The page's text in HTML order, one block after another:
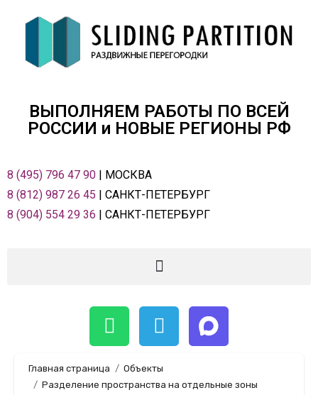
ВЫПОЛНЯЕМ РАБОТЫ ПО ВСЕЙ
РОСCИИ и НОВЫЕ РЕГИОНЫ РФ
8 (495) 796 47 90 | МОСКВА
8 (812) 987 26 45 | САНКТ-ПЕТЕРБУРГ
8 (904) 554 29 36 | САНКТ-ПЕТЕРБУРГ
Главная страница
Объекты
Разделение пространства на отдельные зоны